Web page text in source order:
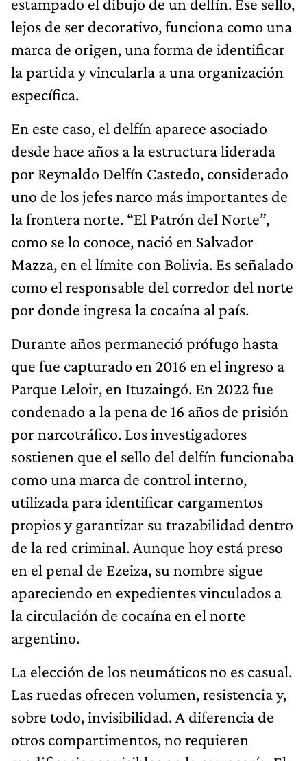
lejos de ser decorativo, funciona como una
marca de origen, una forma de identificar
la partida y vincularla a una organización
específica.
En este caso, el delfín aparece asociado
desde hace años a la estructura liderada
por Reynaldo Delfín Castedo, considerado
uno de los jefes narco más importantes de
la frontera norte. “El Patrón del Norte”,
como se lo conoce, nació en Salvador
Mazza, en el límite con Bolivia. Es señalado
como el responsable del corredor del norte
por donde ingresa la cocaína al país.
Durante años permaneció prófugo hasta
que fue capturado en 2016 en el ingreso a
Parque Leloir, en Ituzaingó. En 2022 fue
condenado a la pena de 16 años de prisión
por narcotráfico. Los investigadores
sostienen que el sello del delfín funcionaba
como una marca de control interno,
utilizada para identificar cargamentos
propios y garantizar su trazabilidad dentro
de la red criminal. Aunque hoy está preso
en el penal de Ezeiza, su nombre sigue
apareciendo en expedientes vinculados a
la circulación de cocaína en el norte
argentino.
La elección de los neumáticos no es casual.
Las ruedas ofrecen volumen, resistencia y,
sobre todo, invisibilidad. A diferencia de
otros compartimentos, no requieren